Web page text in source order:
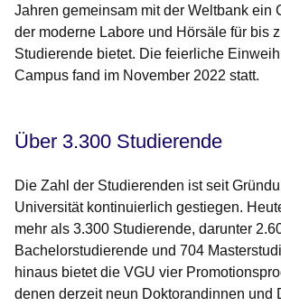
Jahren gemeinsam mit der Weltbank ein
der moderne Labore und Hörsäle für bis
Studierende bietet. Die feierliche
Campus fand im November 2022 statt.
Über 3.300 Studierende
Die Zahl der Studierenden ist seit
Universität kontinuierlich gestiegen.
mehr als 3.300 Studierende, darunter
Bachelorstudierende und 704
hinaus bietet die VGU vier
denen derzeit neun Doktorandinnen und